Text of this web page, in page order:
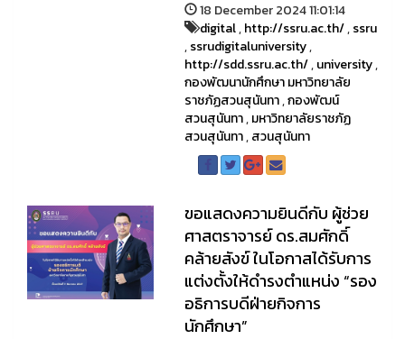
18 December 2024 11:01:14
digital,http://ssru.ac.th/,ssru
,ssrudigitaluniversity,
http://sdd.ssru.ac.th/,university,
กองพัฒนานักศึกษา มหาวิทยาลัย
ราชภัฏสวนสุนันทา,กองพัฒน์
สวนสุนันทา,มหาวิทยาลัยราชภัฏ
สวนสุนันทา,สวนสุนันทา
ขอแสดงความยินดีกับ ผู้ช่วย
ศาสตราจารย์ ดร.สมศักดิ์
คล้ายสังข์ ในโอกาสได้รับการ
แต่งตั้งให้ดำรงตำแหน่ง “รอง
อธิการบดีฝ่ายกิจการ
นักศึกษา”